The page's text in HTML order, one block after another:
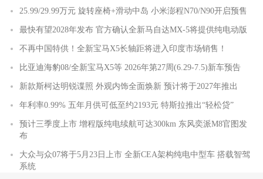
25.99/29.99万元 旋转座椅+滑动中岛 小米澎程N70/N90开启预售
最快有望2028年发布 官方确认全新马自达MX-5将提供纯电动版
不再中国特供！全新宝马X5长轴距将进入印度市场销售！
比亚迪海豹08/全新宝马X5等 2026年第27周(6.29-7.5)新车预告
新款斯柯达明锐谍照 外观内饰全面焕新 预计将于2027年推出
年利率0.99% 五年月供可低至约2193元 特斯拉推出“轻松贷”
预计三季度上市 增程版纯电续航可达300km 东风奕派M8官图发
布
大众与众07将于5月23日上市 全新CEA架构纯电中型车 搭载智驾
系统